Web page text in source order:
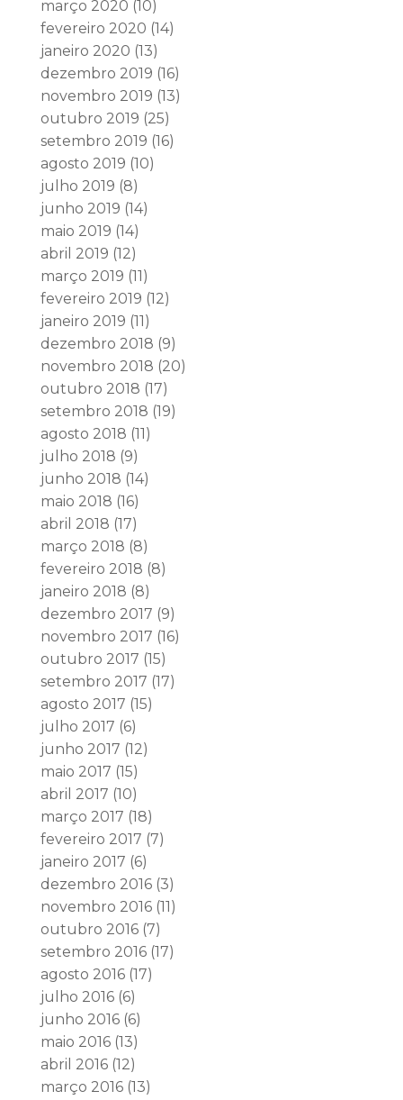
março 2020 (10)
fevereiro 2020 (14)
janeiro 2020 (13)
dezembro 2019 (16)
novembro 2019 (13)
outubro 2019 (25)
setembro 2019 (16)
agosto 2019 (10)
julho 2019 (8)
junho 2019 (14)
maio 2019 (14)
abril 2019 (12)
março 2019 (11)
fevereiro 2019 (12)
janeiro 2019 (11)
dezembro 2018 (9)
novembro 2018 (20)
outubro 2018 (17)
setembro 2018 (19)
agosto 2018 (11)
julho 2018 (9)
junho 2018 (14)
maio 2018 (16)
abril 2018 (17)
março 2018 (8)
fevereiro 2018 (8)
janeiro 2018 (8)
dezembro 2017 (9)
novembro 2017 (16)
outubro 2017 (15)
setembro 2017 (17)
agosto 2017 (15)
julho 2017 (6)
junho 2017 (12)
maio 2017 (15)
abril 2017 (10)
março 2017 (18)
fevereiro 2017 (7)
janeiro 2017 (6)
dezembro 2016(3)
novembro 2016(11)
outubro 2016(7)
setembro 2016(17)
agosto 2016(17)
julho 2016(6)
junho 2016(6)
maio 2016(13)
abril 2016(12)
março 2016(13)